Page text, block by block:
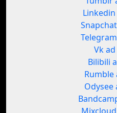
Vk
Bilibili
Rumble
Odysee